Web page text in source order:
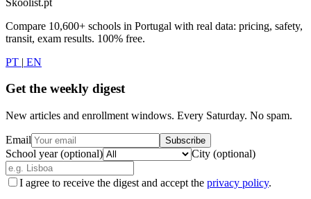
Compare 10,600+ schools in Portugal with real data: pricing, safety,
transit, exam results. 100% free.
PT | EN
Get the weekly digest
New articles and enrollment windows. Every Saturday. No spam.
Email Subscribe
School year (optional) City (optional)
I agree to receive the digest and accept the privacy policy.